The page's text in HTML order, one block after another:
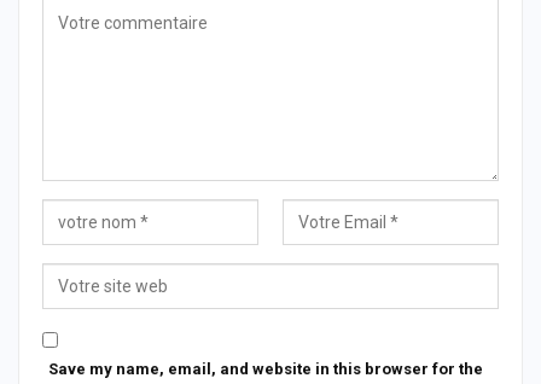
Save my name, email, and website in this browser for the